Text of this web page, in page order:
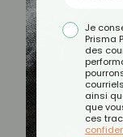
Je
Prisma
des
ainsi
que
ces